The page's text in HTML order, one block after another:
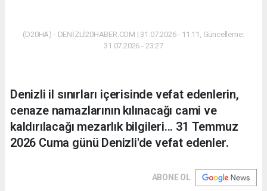
(D20HA) - DENİZLİ20HABER.COM | 31.07.2026 - 11:11, Güncelleme:
31.07.2026 - 23:27
Denizli il sınırları içerisinde vefat edenlerin,
cenaze namazlarının kılınacağı cami ve
kaldırılacağı mezarlık bilgileri... 31 Temmuz
2026 Cuma günü Denizli'de vefat edenler.
ABONE OL